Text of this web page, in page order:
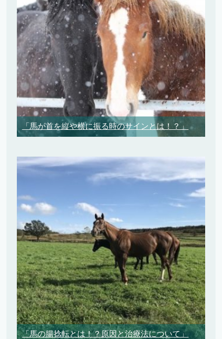
「馬が首を縦や横に振る時のサインとは！？」
「馬の腸捻転とは！？原因と治療法について」